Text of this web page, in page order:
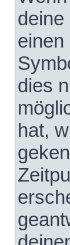
deine
einen
dies
hat,